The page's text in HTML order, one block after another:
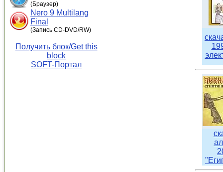
(Браузер)
Nero 9 Multilang
Final
(Запись CD-DVD/RW)
Получить блок/Get this
block
SOFT-Портал